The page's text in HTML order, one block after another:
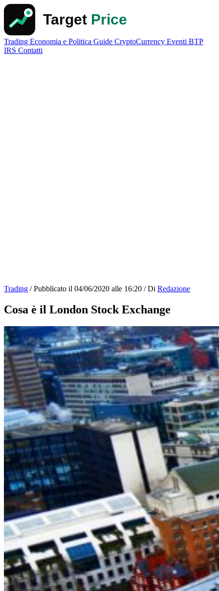
Trading Economia e Politica Guide CryptoCurrency Eventi BTP
IRS Contatti
Trading / Pubblicato il 04/06/2020 alle 16:20 / Di Redazione
Cosa è il London Stock Exchange